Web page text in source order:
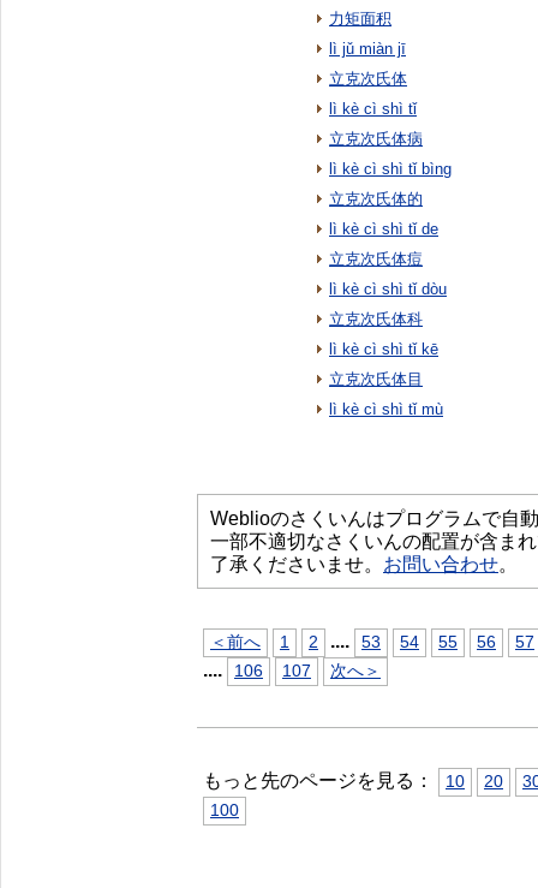
力矩面积
lì jǔ miàn jī
立克次氏体
lì kè cì shì tǐ
立克次氏体病
lì kè cì shì tǐ bìng
立克次氏体的
lì kè cì shì tǐ de
立克次氏体痘
lì kè cì shì tǐ dòu
立克次氏体科
lì kè cì shì tǐ kē
立克次氏体目
lì kè cì shì tǐ mù
Weblioのさくいんはプログラムで自
一部不適切なさくいんの配置が含ま
了承くださいませ。 お問い合わせ。
＜前へ 1 2 .... 53 54 55 56 57
.... 106 107 次へ＞
もっと先のページを見る： 10 20
100